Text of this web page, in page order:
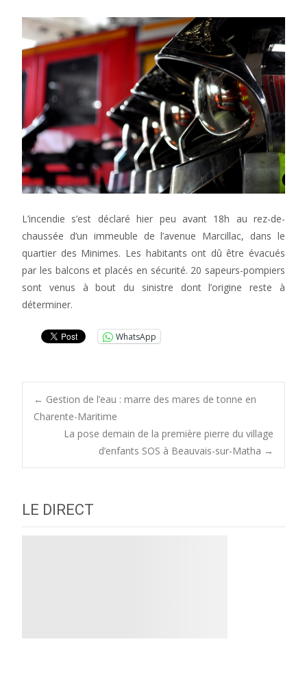
L’incendie s’est déclaré hier peu avant 18h au rez-de-
chaussée d’un immeuble de l’avenue Marcillac, dans le
quartier des Minimes. Les habitants ont dû être évacués
par les balcons et placés en sécurité. 20 sapeurs-pompiers
sont venus à bout du sinistre dont l’origine reste à
déterminer.
WhatsApp
Post
navigation
← Gestion de l’eau : marre des mares de tonne en
Charente-Maritime
La pose demain de la première pierre du village
d’enfants SOS à Beauvais-sur-Matha →
LE DIRECT